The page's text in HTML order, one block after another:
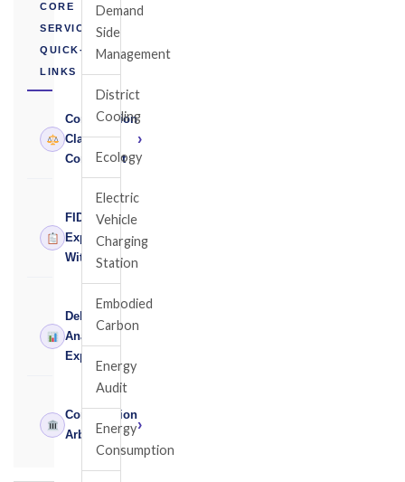
CORE
SERVICES
QUICK-
LINKS
Construction
Claims
Consultant
›
FIDIC
Expert
Witness
›
Delay
Analysis
Expert
Construction
Arbitrator
›
Demand
Side
Management
District
Cooling
Ecology
Electric
Vehicle
Charging
Station
Embodied
Carbon
Energy
Audit
Energy
Consumption